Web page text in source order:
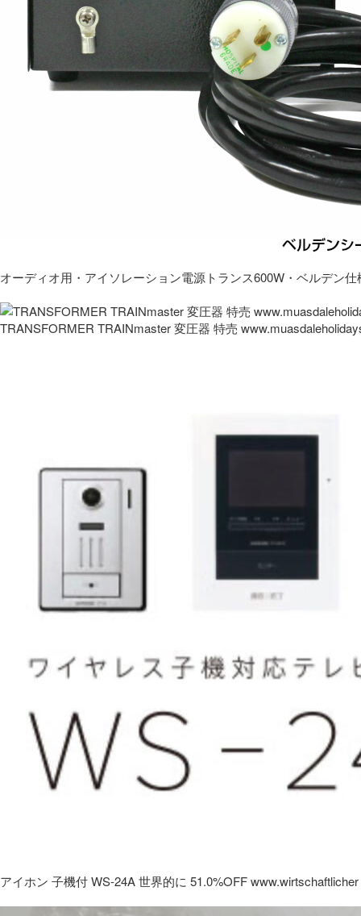
オーディオ用・アイソレーション電源トランス600W・ベルデン仕
TRANSFORMER TRAINmaster 変圧器 特売
アイホン 子機付 WS-24A 世界的に 51.0%OFF www.wirtschaftlicher